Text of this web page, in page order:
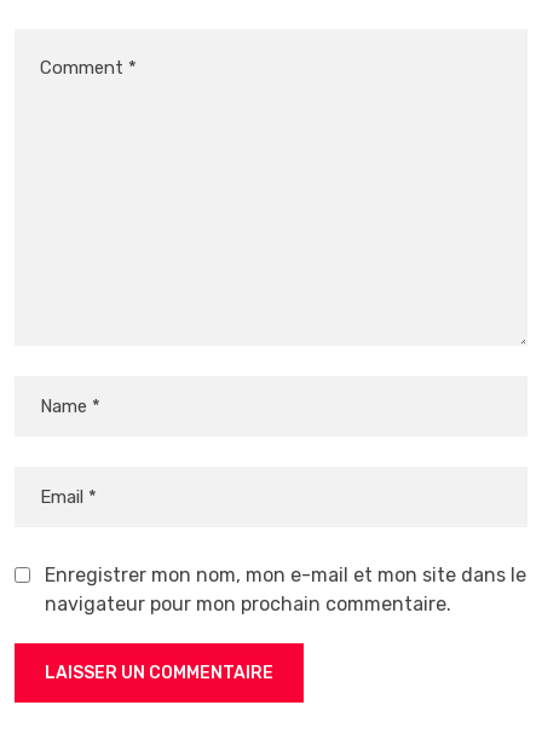
Enregistrer mon nom, mon e-mail et mon site dans le
navigateur pour mon prochain commentaire.